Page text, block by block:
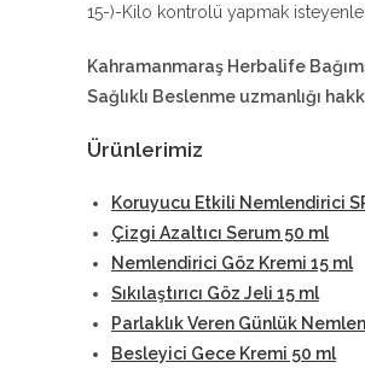
15-)-Kilo kontrolü yapmak
Kahramanmaraş Herbalife
Sağlıklı Beslenme uzmanlığı
Ürünlerimiz
Koruyucu Etkili Nemlendirici
Çizgi Azaltıcı Serum 50 ml
Nemlendirici Göz Kremi 15 ml
Sıkılaştırıcı Göz Jeli 15 ml
Parlaklık Veren Günlük
Besleyici Gece Kremi 50 ml